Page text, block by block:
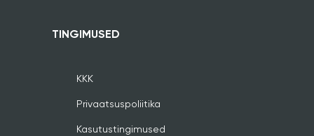
TINGIMUSED
KKK
Privaatsuspoliitika
Kasutustingimused